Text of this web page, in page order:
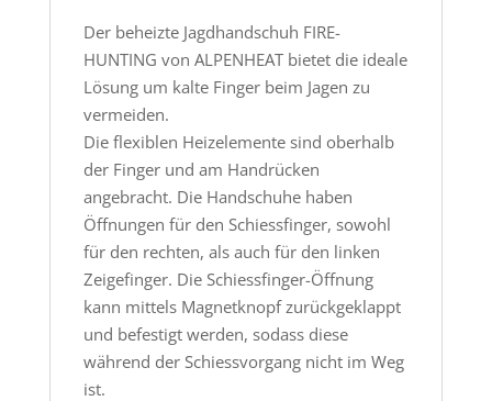
Der beheizte Jagdhandschuh FIRE-
HUNTING von ALPENHEAT bietet die ideale
Lösung um kalte Finger beim Jagen zu
vermeiden.
Die flexiblen Heizelemente sind oberhalb
der Finger und am Handrücken
angebracht. Die Handschuhe haben
Öffnungen für den Schiessfinger, sowohl
für den rechten, als auch für den linken
Zeigefinger. Die Schiessfinger-Öffnung
kann mittels Magnetknopf zurückgeklappt
und befestigt werden, sodass diese
während der Schiessvorgang nicht im Weg
ist.